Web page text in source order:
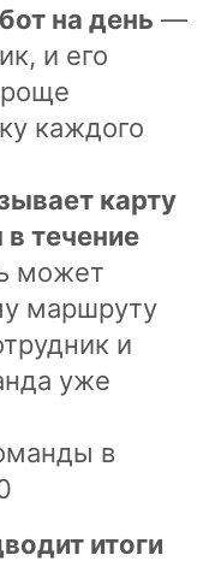
на день —
и его
каждого
карту
течение
может
маршруту
и
уже
итоги